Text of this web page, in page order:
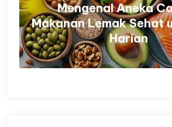
Mengenal Aneka
Makanan Lemak Sehat
Harian